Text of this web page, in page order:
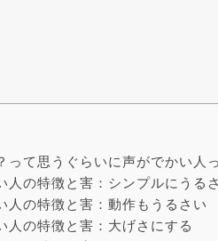
って思うぐらいに声がでかい人
人の特徴と害：シンプルにうる
人の特徴と害：動作もうるさい
人の特徴と害：大げさにする